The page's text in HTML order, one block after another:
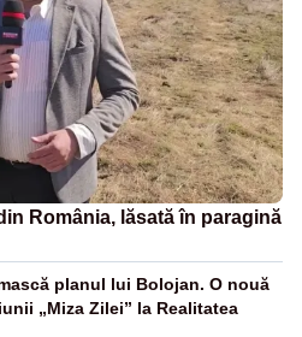
România, lăsată în paragină
planul lui Bolojan. O nouă
„Miza Zilei” la Realitatea